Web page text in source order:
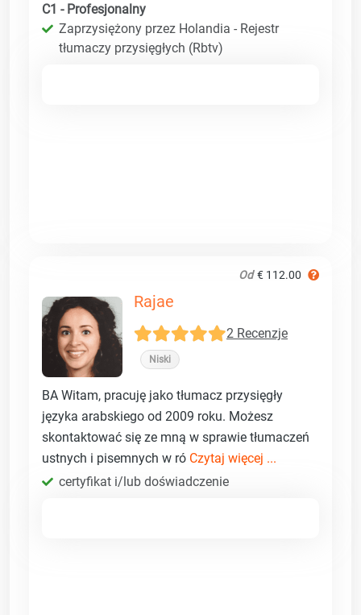
C1 - Profesjonalny
Zaprzysiężony przez Holandia - Rejestr
tłumaczy przysięgłych (Rbtv)
Od € 112.00
Rajae
2 Recenzje
Niski
BA Witam, pracuję jako tłumacz przysięgły
języka arabskiego od 2009 roku. Możesz
skontaktować się ze mną w sprawie tłumaczeń
ustnych i pisemnych w ró Czytaj więcej ...
certyfikat i/lub doświadczenie